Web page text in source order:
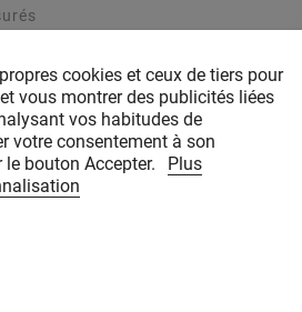
cookies et ceux de tiers pour
vous montrer des publicités liées
vos habitudes de
votre consentement à son
bouton Accepter.
Plus